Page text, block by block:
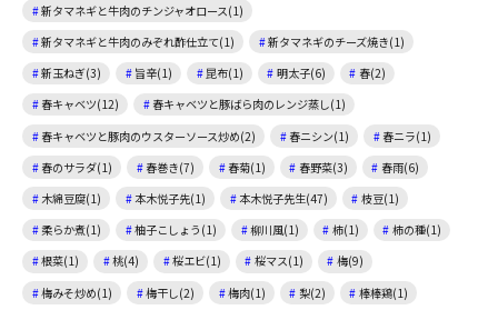
新タマネギと牛肉のチンジャオロース(1)
新タマネギと牛肉のみぞれ酢仕立て(1)
新タマネギのチーズ焼き(1)
新玉ねぎ(3)
旨辛(1) 昆布(1) 明太子(6)
春(2)
春キャベツ(12)
春キャベツと豚ばら肉のレンジ蒸し(1)
春キャベツと豚肉のウスターソース炒め(2)
春ニシン(1)
春ニラ(1)
春のサラダ(1)
春巻き(7) 春菊(1) 春野菜(3)
春雨(6)
木綿豆腐(1)
本木悦子先(1) 本木悦子先生(47)
枝豆(1)
柔らか煮(1)
柚子こしょう(1) 柳川風(1) 柿(1)
柿の種(1)
根菜(1)
桃(4) 桜エビ(1) 桜マス(1)
梅(9)
梅みそ炒め(1)
梅干し(2) 梅肉(1) 梨(2) 棒棒鶏(1)